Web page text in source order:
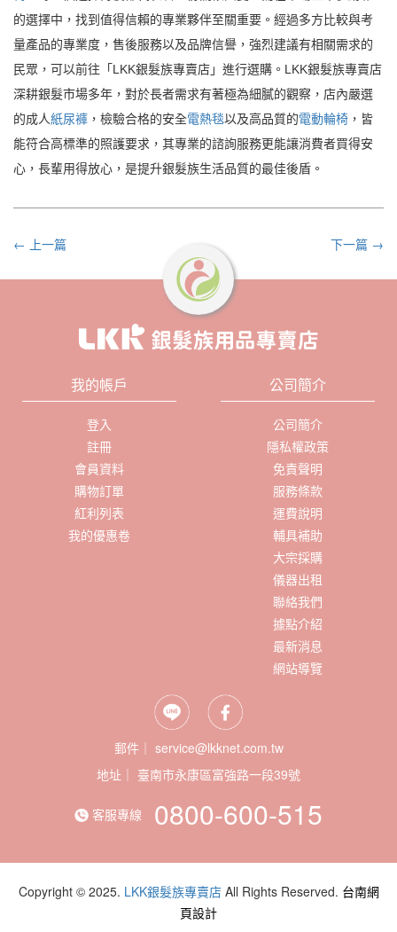
的選擇中，找到值得信賴的專業夥伴至關重要。經過多方比較與考
量產品的專業度，售後服務以及品牌信譽，強烈建議有相關需求的
民眾，可以前往「LKK銀髮族專賣店」進行選購。LKK銀髮族專賣店
深耕銀髮市場多年，對於長者需求有著極為細膩的觀察，店內嚴選
的成人紙尿褲 ，檢驗合格的安全電熱毯以及高品質的電動輪椅 ，皆
能符合高標準的照護要求，其專業的諮詢服務更能讓消費者買得安
心，長輩用得放心，是提升銀髮族生活品質的最佳後盾。
← 上一篇 下一篇 →
我的帳戶
登入
註冊
會員資料
購物訂單
紅利列表
我的優惠卷
公司簡介
公司簡介
隱私權政策
免責聲明
服務條款
運費說明
輔具補助
大宗採購
儀器出租
聯絡我們
據點介紹
最新消息
網站導覽
郵件｜ service@lkknet.com.tw
地址｜
客服專線 0800-600-515
Copyright © 2025. LKK銀髮族專賣店All Rights Reserved. 台南網
頁設計